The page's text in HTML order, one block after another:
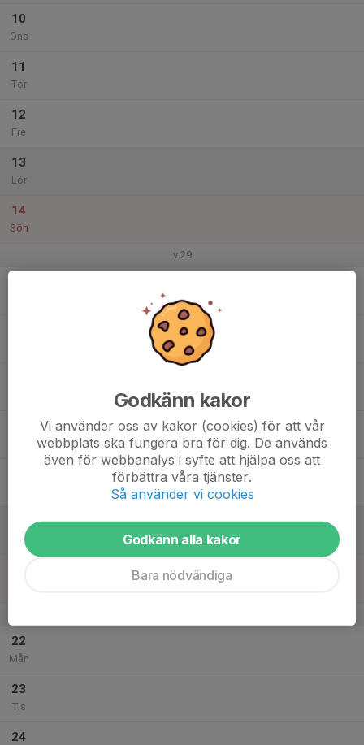
10
Ons
11
Tor
12
Fre
13
Lör
14
Sön
v.29
Lör
22
Mån
23
Tis
24
Godkänn kakor
Vi använder oss av kakor (cookies) för att vår
webbplats ska fungera bra för dig. De används
även för webbanalys i syfte att hjälpa oss att
förbättra våra tjänster.
Så använder vi cookies
Godkänn alla kakor
Bara nödvändiga